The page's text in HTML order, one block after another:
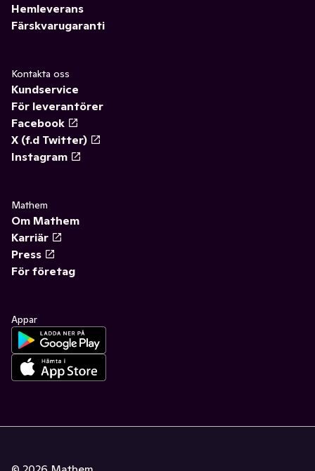
Hemleverans
Färskvarugaranti
Kontakta oss
Kundservice
För leverantörer
Facebook
X (f.d Twitter)
Instagram
Mathem
Om Mathem
Karriär
Press
För företag
Appar